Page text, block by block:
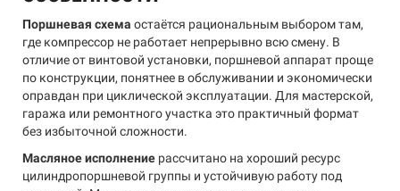
Поршневая схема остаётся рациональным выбором там,
где компрессор не работает непрерывно всю смену. В
отличие от винтовой установки, поршневой аппарат проще
по конструкции, понятнее в обслуживании и экономически
оправдан при циклической эксплуатации. Для мастерской,
гаража или ремонтного участка это практичный формат
без избыточной сложности.
Масляное исполнение рассчитано на хороший ресурс
цилиндропоршневой группы и устойчивую работу под